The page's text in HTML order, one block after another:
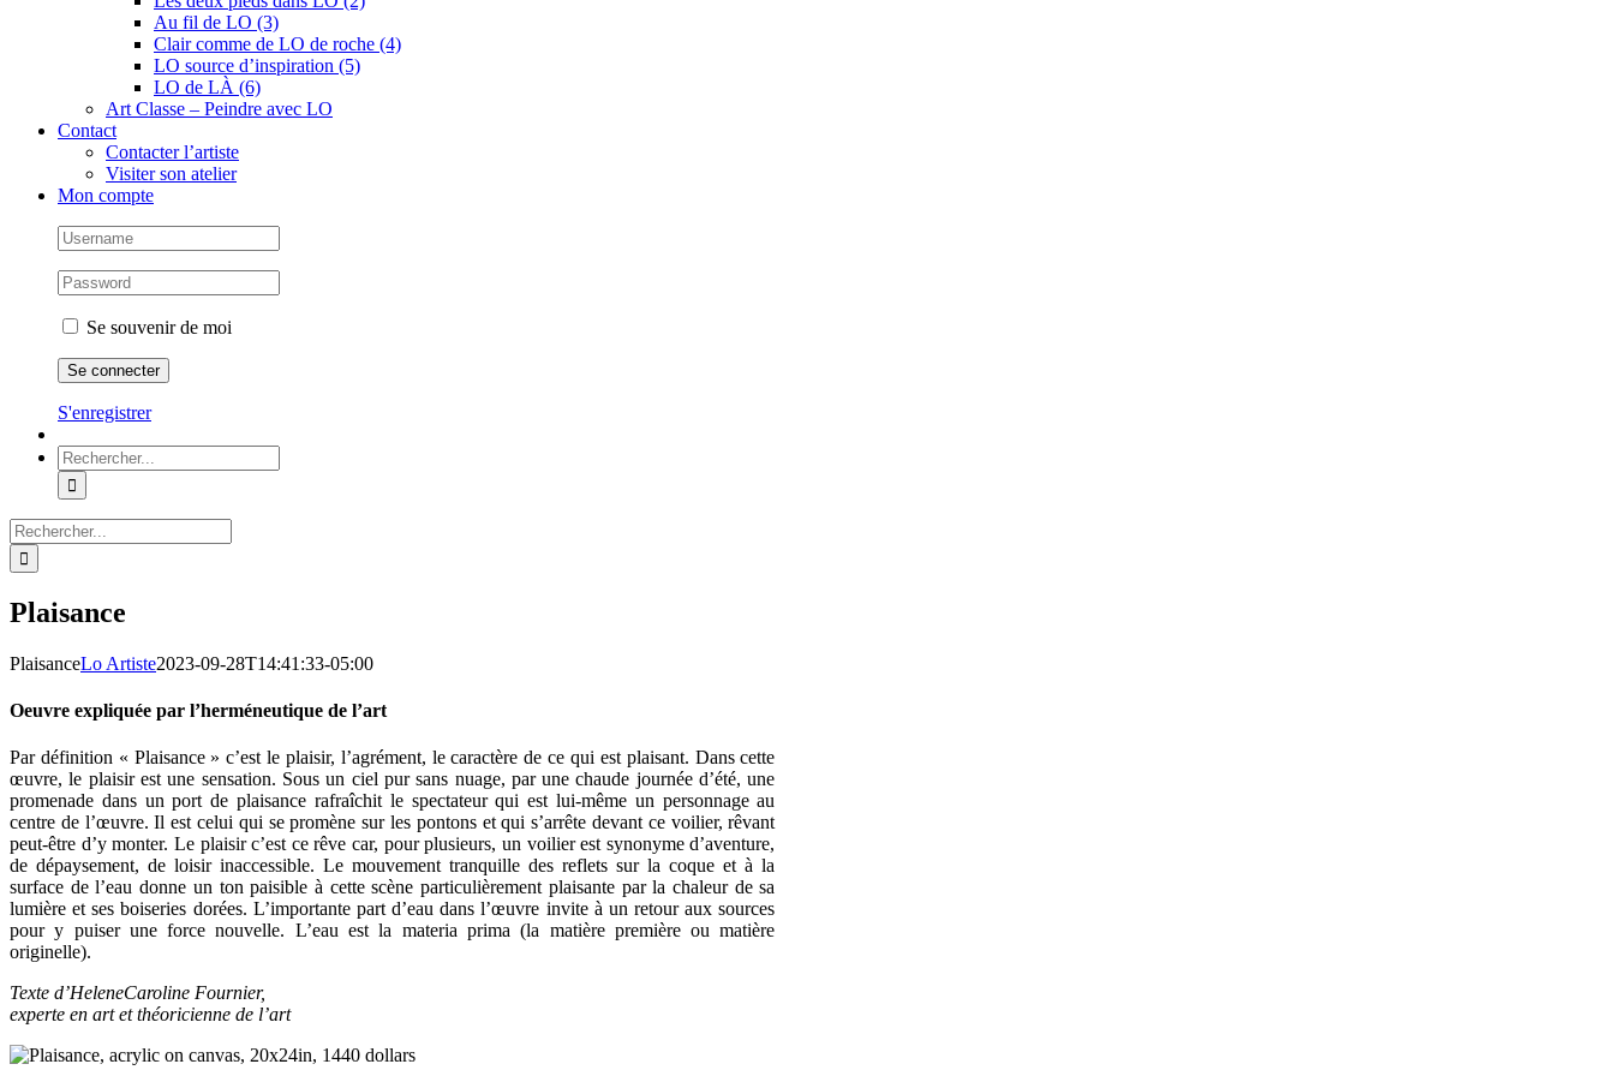
Au fil de LO (3)
Clair comme de LO de roche (4)
LO source d’inspiration (5)
LO de LÀ (6)
Art Classe – Peindre avec LO
Contact
Contacter l’artiste
Visiter son atelier
Mon compte
Se souvenir de moi
S'enregistrer
Rechercher:
Rechercher:
Plaisance
PlaisanceLo Artiste2023-09-28T14:41:33-05:00
Oeuvre expliquée par l’herméneutique de l’art
Par définition « Plaisance » c’est le plaisir, l’agrément, le caractère de ce qui est plaisant. Dans cette
œuvre, le plaisir est une sensation. Sous un ciel pur sans nuage, par une chaude journée d’été, une
promenade dans un port de plaisance rafraîchit le spectateur qui est lui-même un personnage au
centre de l’œuvre. Il est celui qui se promène sur les pontons et qui s’arrête devant ce voilier, rêvant
peut-être d’y monter. Le plaisir c’est ce rêve car, pour plusieurs, un voilier est synonyme d’aventure,
de dépaysement, de loisir inaccessible. Le mouvement tranquille des reflets sur la coque et à la
surface de l’eau donne un ton paisible à cette scène particulièrement plaisante par la chaleur de sa
lumière et ses boiseries dorées. L’importante part d’eau dans l’œuvre invite à un retour aux sources
pour y puiser une force nouvelle. L’eau est la materia prima (la matière première ou matière
originelle).
Texte d’HeleneCaroline Fournier,
experte en art et théoricienne de l’art